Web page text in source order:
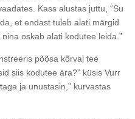
Kass alustas juttu, “Su
et endast tuleb alati märgid
oskab alati kodutee leida.”
põõsa kõrval tee
siis kodutee ära?” küsis Vurr
ja unustasin,” kurvastas